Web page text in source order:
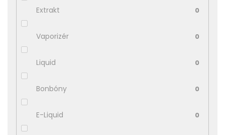
Extrakt 0
Vaporizér 0
Liquid 0
Bonbóny 0
E-Liquid 0